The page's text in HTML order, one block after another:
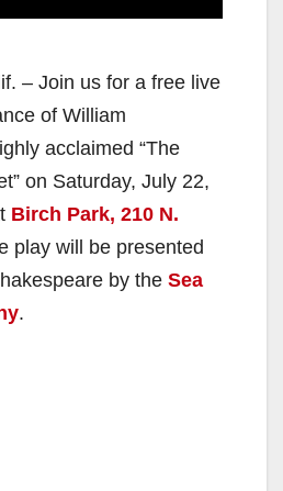
– Join us for a free live
of William
acclaimed “The
on Saturday, July 22,
Birch Park, 210 N.
play will be presented
by the Sea
.